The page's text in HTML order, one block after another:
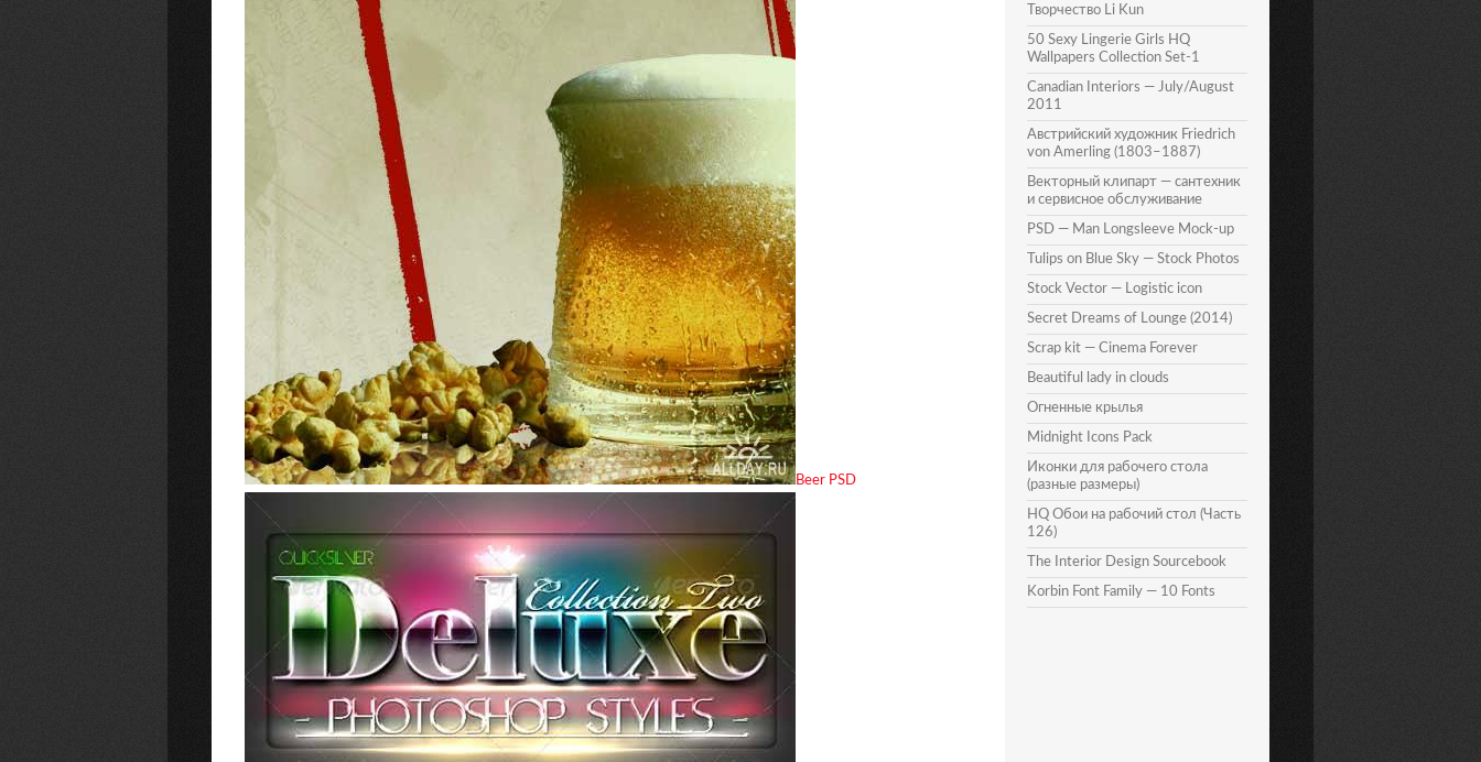
Beer PSD
Творчество Li Kun
50 Sexy Lingerie Girls HQ
Wallpapers Collection Set-1
Canadian Interiors — July/August
2011
Австрийский художник Friedrich
von Amerling (1803–1887)
Векторный клипарт — сантехник
и сервисное обслуживание
PSD — Man Longsleeve Mock-up
Tulips on Blue Sky — Stock Photos
Stock Vector — Logistic icon
Secret Dreams of Lounge (2014)
Scrap kit — Cinema Forever
Beautiful lady in clouds
Огненные крылья
Midnight Icons Pack
Иконки для рабочего стола
(разные размеры)
HQ Обои на рабочий стол (Часть
126)
The Interior Design Sourcebook
Korbin Font Family — 10 Fonts